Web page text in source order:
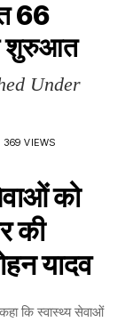
66
शुरुआत
Under
369 VIEWS
को
की
यादव
कि स्वास्थ्य सेवाओं